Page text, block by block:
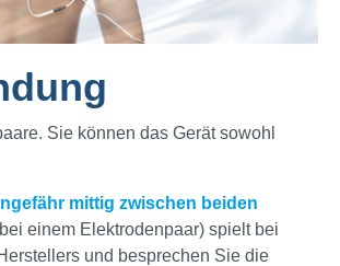
Sie können das Gerät sowohl
mittig zwischen beiden
einem Elektrodenpaar) spielt bei
und besprechen Sie die